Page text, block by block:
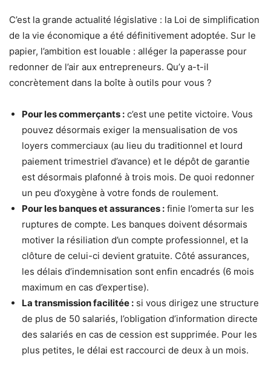
C’est la grande actualité législative : la Loi de simplification
de la vie économique a été définitivement adoptée. Sur le
papier, l’ambition est louable : alléger la paperasse pour
redonner de l’air aux entrepreneurs. Qu’y a-t-il
concrètement dans la boîte à outils pour vous ?
Pour les commerçants : c’est une petite victoire. Vous
pouvez désormais exiger la mensualisation de vos
loyers commerciaux (au lieu du traditionnel et lourd
paiement trimestriel d’avance) et le dépôt de garantie
est désormais plafonné à trois mois. De quoi redonner
un peu d’oxygène à votre fonds de roulement.
Pour les banques et assurances : finie l’omerta sur les
ruptures de compte. Les banques doivent désormais
motiver la résiliation d’un compte professionnel, et la
clôture de celui-ci devient gratuite. Côté assurances,
les délais d’indemnisation sont enfin encadrés (6 mois
maximum en cas d’expertise).
La transmission facilitée : si vous dirigez une structure
de plus de 50 salariés, l’obligation d’information directe
des salariés en cas de cession est supprimée. Pour les
plus petites, le délai est raccourci de deux à un mois.